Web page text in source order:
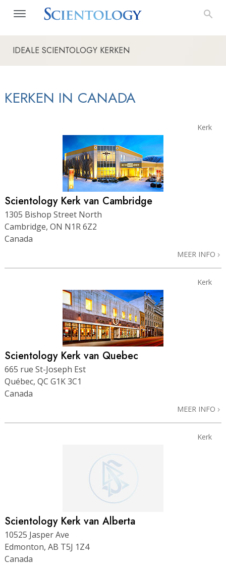
IDEALE SCIENTOLOGY KERKEN
KERKEN IN CANADA
Kerk
Scientology Kerk van Cambridge
1305 Bishop Street North
Cambridge, ON N1R 6Z2
Canada
MEER INFO
Kerk
Scientology Kerk van Quebec
665 rue St-Joseph Est
Québec, QC G1K 3C1
Canada
MEER INFO
Kerk
Scientology Kerk van Alberta
10525 Jasper Ave
Edmonton, AB T5J 1Z4
Canada